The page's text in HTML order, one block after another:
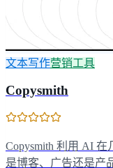
文本写作营销工具
Copysmith
Copysmith 利用 AI
是博客、广告还是产